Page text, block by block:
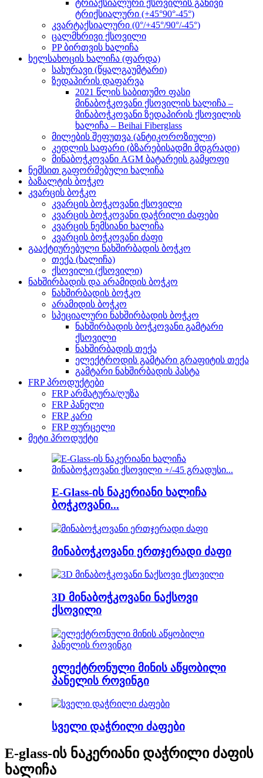
ტრიაქსიალური ქსოვილის განივი
ტრიქსიალური (+45°90°-45°)
კვარტაქსიალური (0°/+45°/90°/-45°)
ცალმხრივი ქსოვილი
PP ბირთვის ხალიჩა
ხელსახოცის ხალიჩა (ფარდა)
სახურავი (წყალგაუმტარი)
ზედაპირის დაფარვა
2021 წლის საბითუმო ფასი
მინაბოჭკოვანი ქსოვილის ხალიჩა –
მინაბოჭკოვანი ზედაპირის ქსოვილის
ხალიჩა – Beihai Fiberglass
მილების შეფუთვა (ანტიკოროზიული)
კედლის საფარი (ბზარებისადმი მდგრადი)
მინაბოჭკოვანი AGM ბატარეის გამყოფი
ნემსით გაფორმებული ხალიჩა
ბაზალტის ბოჭკო
კვარცის ბოჭკო
კვარცის ბოჭკოვანი ქსოვილი
კვარცის ბოჭკოვანი დაჭრილი ძაფები
კვარცის ნემსიანი ხალიჩა
კვარცის ბოჭკოვანი ძაფი
გააქტიურებული ნახშირბადის ბოჭკო
თექა (ხალიჩა)
ქსოვილი (ქსოვილი)
ნახშირბადის და არამიდის ბოჭკო
ნახშირბადის ბოჭკო
არამიდის ბოჭკო
სპეციალური ნახშირბადის ბოჭკო
ნახშირბადის ბოჭკოვანი გამტარი
ქსოვილი
ნახშირბადის თექა
ელექტროდის გამტარი გრაფიტის თექა
გამტარი ნახშირბადის პასტა
FRP პროდუქტები
FRP არმატურა/ღუზა
FRP პანელი
FRP კარი
FRP ფურცელი
მეტი პროდუქტი
E-Glass-ის ნაკერიანი ხალიჩა
ბოჭკოვანი...
მინაბოჭკოვანი ერთჯერადი ძაფი
3D მინაბოჭკოვანი ნაქსოვი
ქსოვილი
ელექტრონული მინის აწყობილი
პანელის როვინგი
სველი დაჭრილი ძაფები
E-glass-ის ნაკერიანი დაჭრილი ძაფის
ხალიჩა